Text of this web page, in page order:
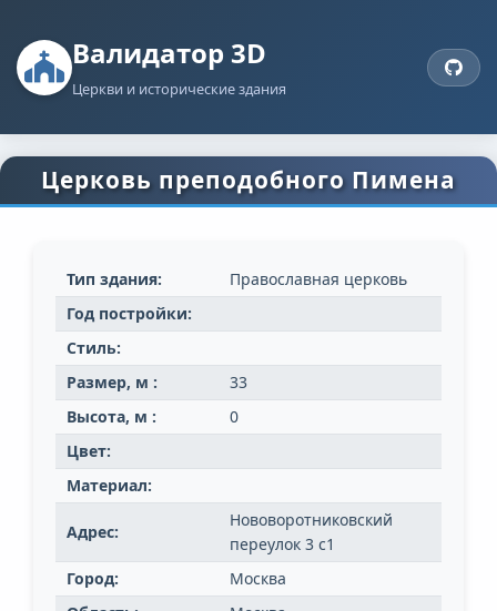
Валидатор 3D
Церкви и исторические здания
Церковь преподобного Пимена
Тип здания:
Православная церковь
Год постройки:
Стиль:
Размер, м :
33
Высота, м :
0
Цвет:
Материал:
Адрес:
Нововоротниковский
переулок 3 с1
Город:
Москва